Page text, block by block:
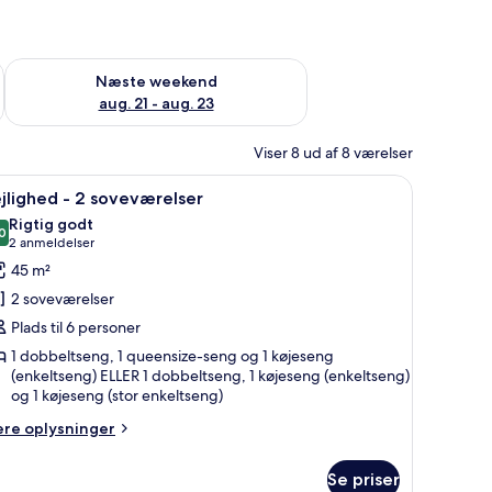
14 - aug. 16
Næste weekend
aug. 21 - aug. 23
Tjek tilgængelighed for næste weekend aug. 21 - aug. 23
Viser 8 ud af 8 værelser
og en gavl med indbygget belysning.Et lille køkken med spiseplads, et vindue og
30 - 2 soveværelser
ud af 10
Rigtig godt
2 anmeldelser
(2
anmeldelser)
45 m²
2 soveværelser
Plads til 6 personer
1 dobbeltseng, 1 queensize-seng og 1 køjeseng
(enkeltseng) ELLER 1 dobbeltseng, 1 køjeseng (enkeltseng)
og 1 køjeseng (stor enkeltseng)
oplysninger
Se priser